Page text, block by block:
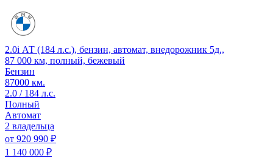
2.0i АТ (184 л.с.), бензин, автомат, внедорожник 5д.,
87 000 км, полный, бежевый
Бензин
87000 км.
2.0 / 184 л.с.
Полный
Автомат
2 владельца
от 920 990 ₽
1 140 000 ₽